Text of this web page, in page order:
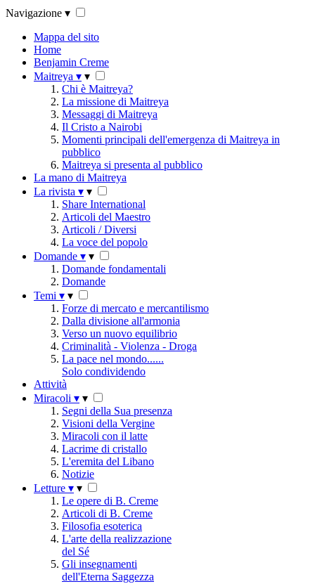
Navigazione ▾
Mappa del sito
Home
Benjamin Creme
Maitreya ▾ ▾
Chi è Maitreya?
La missione di Maitreya
Messaggi di Maitreya
Il Cristo a Nairobi
Momenti principali dell'emergenza di Maitreya in
pubblico
Maitreya si presenta al pubblico
La mano di Maitreya
La rivista ▾ ▾
Share International
Articoli del Maestro
Articoli / Diversi
La voce del popolo
Domande ▾ ▾
Domande fondamentali
Domande
Temi ▾ ▾
Forze di mercato e mercantilismo
Dalla divisione all'armonia
Verso un nuovo equilibrio
Criminalità - Violenza - Droga
La pace nel mondo......
Solo condividendo
Attività
Miracoli ▾ ▾
Segni della Sua presenza
Visioni della Vergine
Miracoli con il latte
Lacrime di cristallo
L'eremita del Libano
Notizie
Letture ▾ ▾
Le opere di B. Creme
Articoli di B. Creme
Filosofia esoterica
L'arte della realizzazione
del Sé
Gli insegnamenti
dell'Eterna Saggezza